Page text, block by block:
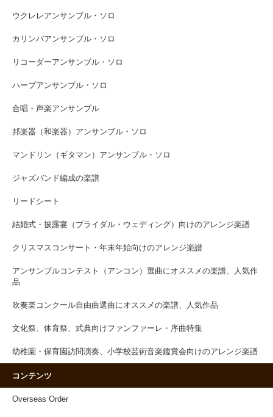
ウクレレアンサンブル・ソロ
カリンバアンサンブル・ソロ
リコーダーアンサンブル・ソロ
ハープアンサンブル・ソロ
合唱・声楽アンサンブル
邦楽器（和楽器）アンサンブル・ソロ
マンドリン（ギタマン）アンサンブル・ソロ
ジャズバンド編成の楽譜
リードシート
結婚式・披露宴（ブライダル・ウェディング）向けのアレンジ楽譜
クリスマスコンサート・年末年始向けのアレンジ楽譜
アンサンブルコンテスト（アンコン）選曲にオススメの楽譜、人気作
品
吹奏楽コンクール自由曲選曲にオススメの楽譜、人気作品
文化祭、体育祭、式典向けファンファーレ・序曲特集
幼稚園・保育園訪問演奏、小学校芸術音楽鑑賞会向けのアレンジ楽譜
コンテンツ
Overseas Order